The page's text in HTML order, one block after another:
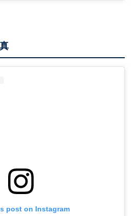
post on Instagram